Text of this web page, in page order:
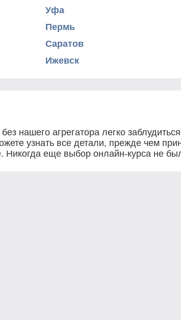
Уфа
Пермь
Саратов
Ижевск
нашего агрегатора легко
узнать все детали, прежде чем
Никогда еще выбор онлайн-курса не